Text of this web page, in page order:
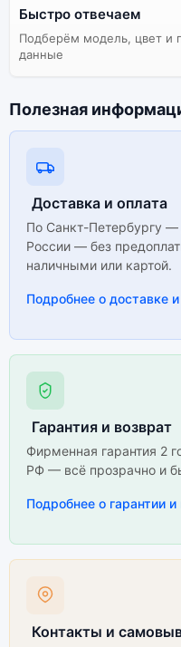
Быстро отвечаем
Подберём модель, цвет и
данные
Полезная
Доставка и оплата
По Санкт-Петербургу —
России — без
наличными или картой.
Подробнее о доставке и
Гарантия и возврат
Фирменная гарантия 2
РФ — всё прозрачно и
Подробнее о гарантии и
Контакты и